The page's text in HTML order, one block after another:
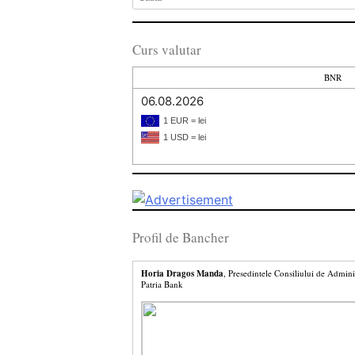
Curs valutar
BNR
06.08.2026
1 EUR = lei
1 USD = lei
Profil de Bancher
Horia Dragos Manda, Presedintele Consiliului de
Patria Bank